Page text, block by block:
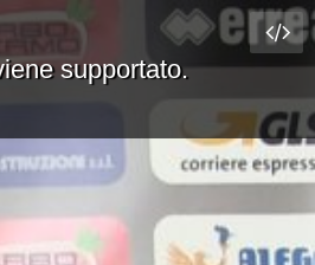
supportato.